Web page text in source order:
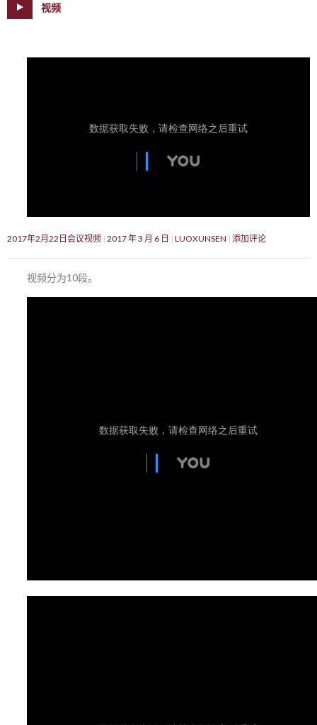
视频
2017年2月22日会议视频 2017 年 3 月 6 日 LUOXUNSEN 添加评论
视频分为10段。